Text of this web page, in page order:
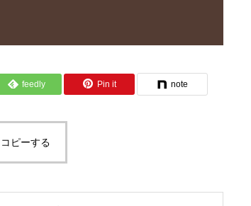
feedly Pin it note
ピーする